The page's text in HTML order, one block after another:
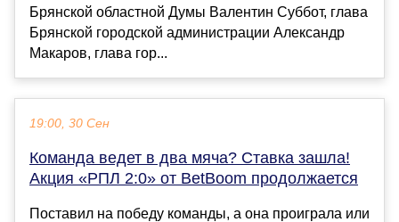
Брянской областной Думы Валентин Суббот, глава
Брянской городской администрации Александр
Макаров, глава гор...
19:00, 30 Сен
Команда ведет в два мяча? Ставка зашла!
Акция «РПЛ 2:0» от BetBoom продолжается
Поставил на победу команды, а она проиграла или